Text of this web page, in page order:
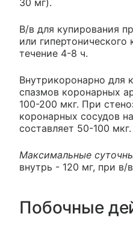
В/в для купирования
или
течение 4-8 ч.
Внутрикоронарно для
спазмов коронарных
100-200 мкг. При
коронарных сосудов
составляет 50-100 мкг.
Максимальные
внутрь - 120 мг, при в/
Побочные